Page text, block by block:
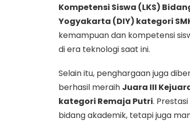
Kompetensi Siswa (LKS)
Yogyakarta (DIY) kategori
kemampuan dan kompetensi
di era teknologi saat ini.
Selain itu, penghargaan juga
berhasil meraih Juara III
kategori Remaja Putri.
bidang akademik, tetapi juga